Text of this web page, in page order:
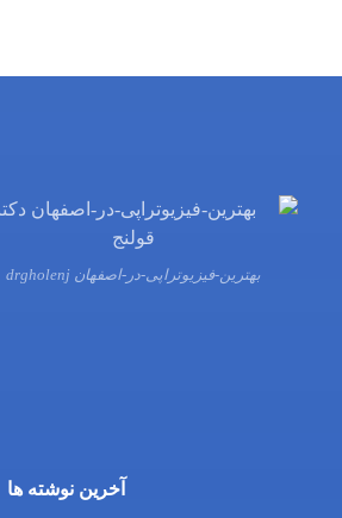
بهترین-فیزیوتراپی-در-اصفهان drgholenj
آخرین نوشته ها